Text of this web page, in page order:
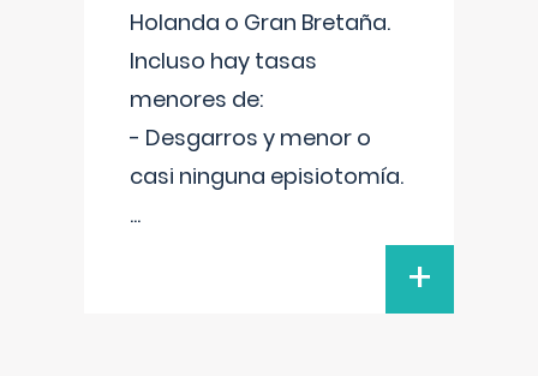
Holanda o Gran Bretaña.
Incluso hay tasas
menores de:
- Desgarros y menor o
casi ninguna episiotomía.
...
+